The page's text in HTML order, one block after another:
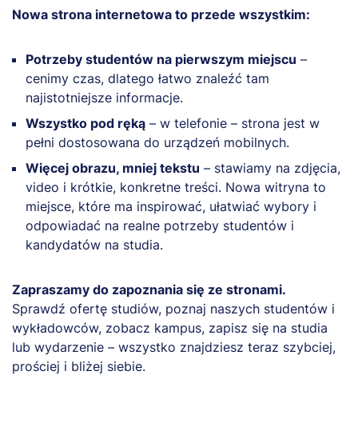
Nowa strona internetowa to przede wszystkim:
Potrzeby studentów na pierwszym miejscu –
cenimy czas, dlatego łatwo znaleźć tam
najistotniejsze informacje.
Wszystko pod ręką – w telefonie – strona jest w
pełni dostosowana do urządzeń mobilnych.
Więcej obrazu, mniej tekstu – stawiamy na zdjęcia,
video i krótkie, konkretne treści. Nowa witryna to
miejsce, które ma inspirować, ułatwiać wybory i
odpowiadać na realne potrzeby studentów i
kandydatów na studia.
Zapraszamy do zapoznania się ze stronami.
Sprawdź ofertę studiów, poznaj naszych studentów i
wykładowców, zobacz kampus, zapisz się na studia
lub wydarzenie – wszystko znajdziesz teraz szybciej,
prościej i bliżej siebie.